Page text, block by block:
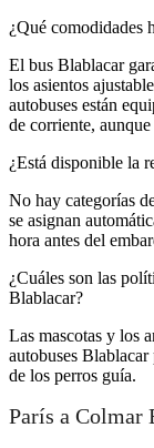
¿Qué comodidades
El bus Blablacar
los asientos
autobuses están
de corriente,
¿Está disponible la
No hay categorías
se asignan
hora antes del
¿Cuáles son las
Blablacar?
Las mascotas y los
autobuses
de los perros guía.
París a Colmar